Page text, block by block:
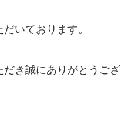
いております。
だき誠にありがとうござ